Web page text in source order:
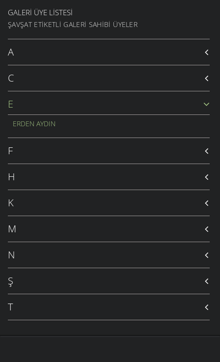
GALERI ÜYE LISTESI
ŞAVŞAT ETIKETLI GALERI SAHIBI ÜYELER
A
C
E
ERDEN AYDIN
F
H
K
M
N
Ş
T